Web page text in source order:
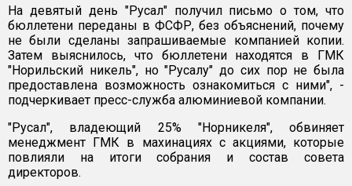
На девятый день "Русал" получил письмо о том, что
бюллетени переданы в ФСФР, без объяснений, почему
не были сделаны запрашиваемые компанией копии.
Затем выяснилось, что бюллетени находятся в ГМК
"Норильский никель", но "Русалу" до сих пор не была
предоставлена возможность ознакомиться с ними", -
подчеркивает пресс-служба алюминиевой компании.
"Русал", владеющий 25% "Норникеля", обвиняет
менеджмент ГМК в махинациях с акциями, которые
повлияли на итоги собрания и состав совета
директоров.